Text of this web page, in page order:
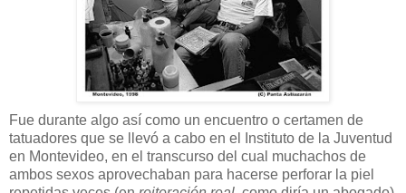
Fue durante algo así como un encuentro o certamen de
tatuadores que se llevó a cabo en el Instituto de la Juventud
en Montevideo, en el transcurso del cual muchachos de
ambos sexos aprovechaban para hacerse perforar la piel